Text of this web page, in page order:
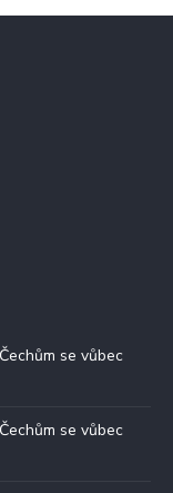
se vůbec
se vůbec